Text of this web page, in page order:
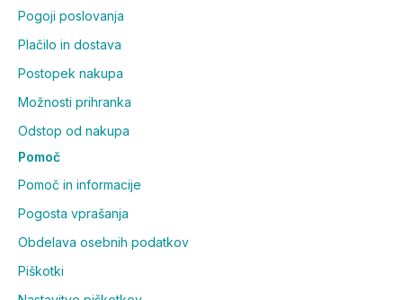
Pogoji poslovanja
Plačilo in dostava
Postopek nakupa
Možnosti prihranka
Odstop od nakupa
Pomoč
Pomoč in informacije
Pogosta vprašanja
Obdelava osebnih podatkov
Piškotki